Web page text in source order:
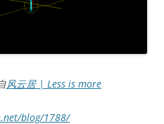
风云居 | Less is more
blog/1788/